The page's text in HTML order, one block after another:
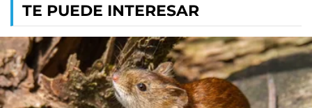
TE PUEDE INTERESAR